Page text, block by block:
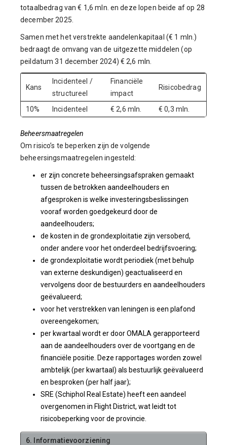
totaalbedrag van € 1,6 mln. en deze lopen beide af op 28
december 2025.
Samen met het verstrekte aandelenkapitaal (€ 1 mln.)
bedraagt de omvang van de uitgezette middelen (op
peildatum 31 december 2024) € 2,6 mln.
Kans
Incidenteel /
structureel
Financiële
impact
Risicobedrag
10% Incidenteel € 2,6 mln. € 0,3 mln.
Beheersmaatregelen
Om risico’s te beperken zijn de volgende
beheersingsmaatregelen ingesteld:
er zijn concrete beheersingsafspraken gemaakt
tussen de betrokken aandeelhouders en
afgesproken is welke investeringsbeslissingen
vooraf worden goedgekeurd door de
aandeelhouders;
de kosten in de grondexploitatie zijn versoberd,
onder andere voor het onderdeel bedrijfsvoering;
de grondexploitatie wordt periodiek (met behulp
van externe deskundigen) geactualiseerd en
vervolgens door de bestuurders en aandeelhouders
geëvalueerd;
voor het verstrekken van leningen is een plafond
overeengekomen;
per kwartaal wordt er door OMALA gerapporteerd
aan de aandeelhouders over de voortgang en de
financiële positie. Deze rapportages worden zowel
ambtelijk (per kwartaal) als bestuurlijk geëvalueerd
en besproken (per half jaar);
SRE (Schiphol Real Estate) heeft een aandeel
overgenomen in Flight District, wat leidt tot
risicobeperking voor de provincie.
6. Informatievoorziening